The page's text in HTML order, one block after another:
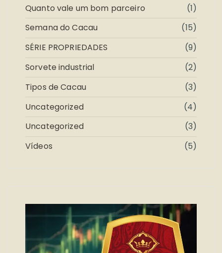
Quanto vale um bom parceiro
(1)
Semana do Cacau
(15)
SÉRIE PROPRIEDADES
(9)
Sorvete industrial
(2)
Tipos de Cacau
(3)
Uncategorized
(4)
Uncategorized
(3)
Vídeos
(5)